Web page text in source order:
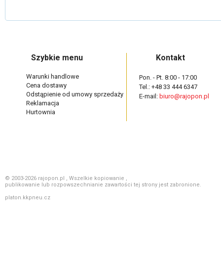
Szybkie menu
Warunki handlowe
Cena dostawy
Odstąpienie od umowy sprzedaży
Reklamacja
Hurtownia
Kontakt
Pon. - Pt. 8:00 - 17:00
Tel.: +48 33 444 6347
E-mail: biuro@rajopon.pl
© 2003-2026 rajopon.pl , Wszelkie kopiowanie ,
publikowanie lub rozpowszechnianie zawartości tej strony jest zabronione.
platon.kkpneu.cz